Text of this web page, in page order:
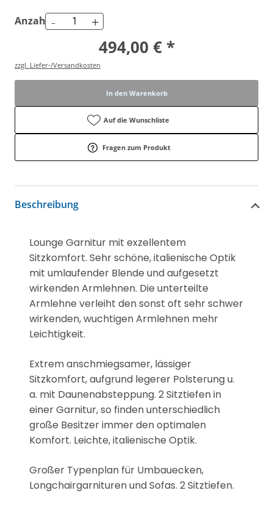
Anzahl - +
494,00 € *
zzgl. Liefer-/Versandkosten
In den Warenkorb
Auf die Wunschliste
Fragen zum Produkt
Beschreibung
Lounge Garnitur mit exzellentem
Sitzkomfort. Sehr schöne, italienische Optik
mit umlaufender Blende und aufgesetzt
wirkenden Armlehnen. Die unterteilte
Armlehne verleiht den sonst oft sehr schwer
wirkenden, wuchtigen Armlehnen mehr
Leichtigkeit.
Extrem anschmiegsamer, lässiger
Sitzkomfort, aufgrund legerer Polsterung u.
a. mit Daunenabsteppung. 2 Sitztiefen in
einer Garnitur, so finden unterschiedlich
große Besitzer immer den optimalen
Komfort. Leichte, italienische Optik.
Großer Typenplan für Umbauecken,
Longchairgarnituren und Sofas. 2 Sitztiefen.